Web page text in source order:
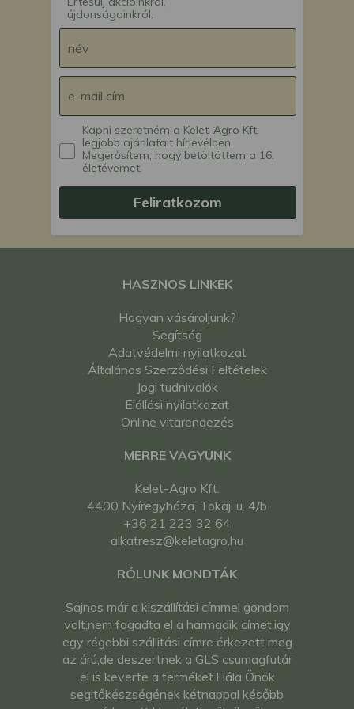
újdonságainkról.
Kapni szeretném a Kelet-Agro Kft.
legjobb ajánlatait hírlevélben.
Megerősítem, hogy betöltöttem a 16.
életévemet.
Feliratkozom
HASZNOS LINKEK
Hogyan vásároljunk?
Segítség
Adatvédelmi nyilatkozat
Általános Szerződési Feltételek
Jogi tudnivalók
Elállási nyilatkozat
Online vitarendezés
MERRE VAGYUNK
Kelet-Agro Kft.
4400 Nyíregyháza, Tokaji u. 4/b
+36 21 223 32 64
alkatresz@keletagro.hu
RÓLUNK MONDTÁK
Sajnos már a kiszállítási címmel gondom
volt,nem fogadta el a harmadik címet,igy
egy régebbi szállitási címre érkezett meg
az árú,de deszertnek a GLS csumagfutár
el is keverte a terméket.Hála Önök
segitőkészségének kétnappal később